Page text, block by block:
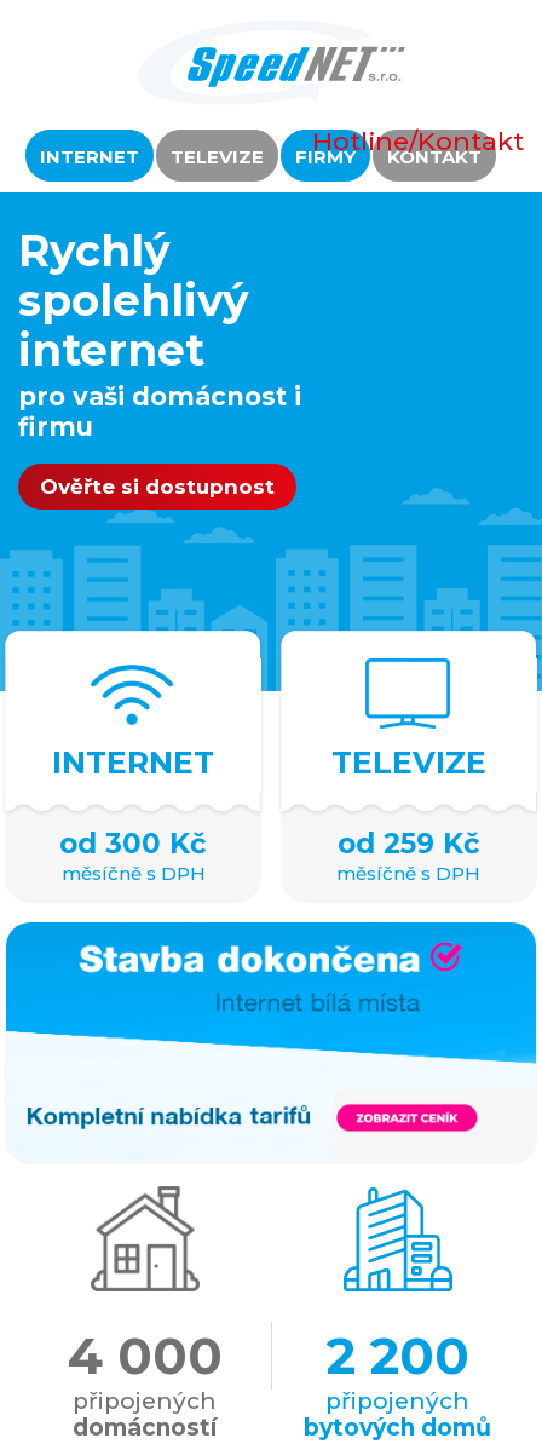
Hotline/Kontakt
INTERNET TELEVIZE FIRMY KONTAKT
Rychlý
spolehlivý
internet
pro vaši domácnost i
firmu
Ověřte si dostupnost
INTERNET
od 300 Kč
měsíčně s DPH
TELEVIZE
od 259 Kč
měsíčně s DPH
4 400
připojených
domácností
2 400
připojených
bytových domů